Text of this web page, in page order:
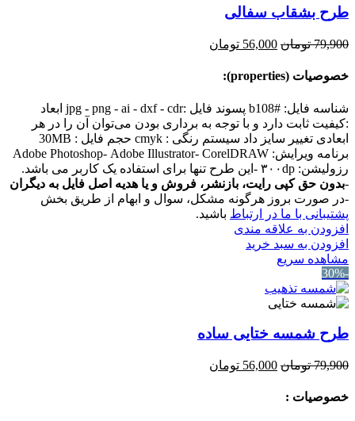
طرح بشقاب سفالی
79,900 تومان قیمت
79,900 تومان
56,000 تومانقیمت
خصوصیات (properties):
شناسه فایل: #b108 پسوند فایل :jpg - png - ai - dxf - cdr ابعاد
:کیفیت ثابت دارد و با توجه به برداری بودن می‌توان آن را در هر
ابعادی تغییر سایز داد سیستم رنگی : cmyk حجم فایل : 30MB
برنامه ویرایش: Adobe Photoshop- Adobe Illustrator- CorelDRAW
رزولیشن: ۳۰۰dp -این طرح تنها برای استفاده یک کاربر می باشد.
-بدون حق کپی رایت، بازنشر، فروش و یا هدیه اصل فایل به دیگران
-در صورت بروز هرگونه مشکل، سوال و ابهام از طریق بخش
پشتیبانی با ما در ارتباطباشید.
افزودن به علاقه مندی
افزودن به سبد خرید
مشاهده سریع
-30%
طرح شمسه ختایی ساده
79,900 تومان قیمت
56,000 تومانقیمت
خصوصیات :